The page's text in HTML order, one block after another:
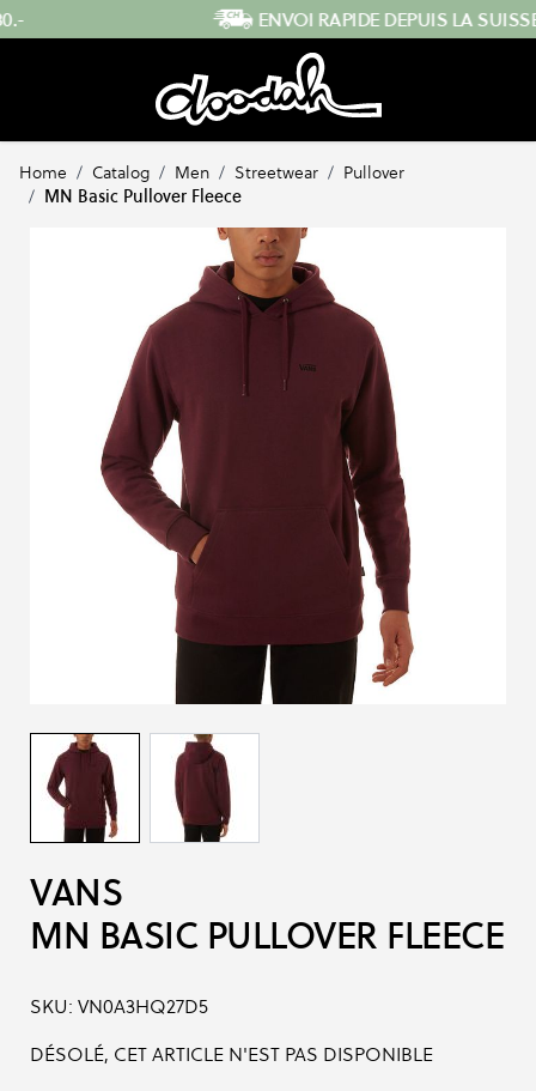
Skip to Content ENVOI RAPIDE DEPUIS LA SUISSE
Home / Catalog / Men / Streetwear / Pullover
/ MN Basic Pullover Fleece
VANS
MN BASIC PULLOVER FLEECE
SKU: VN0A3HQ27D5
DÉSOLÉ, CET ARTICLE N'EST PAS DISPONIBLE